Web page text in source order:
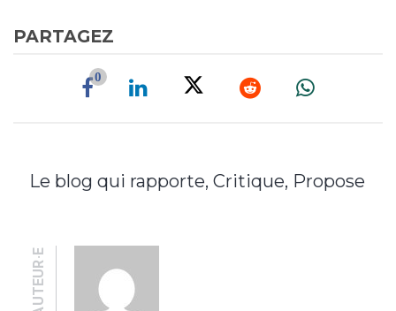
PARTAGEZ
0
Le blog qui rapporte, Critique, Propose
AUTEUR·E